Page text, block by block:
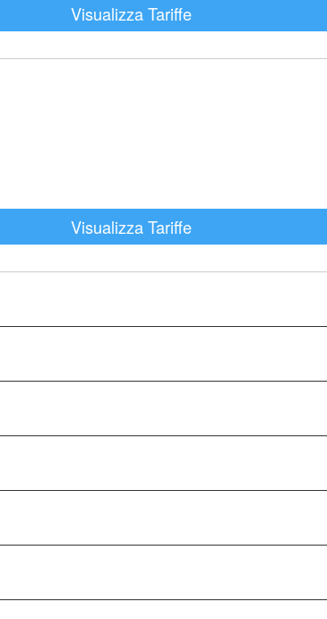
Visualizza Tariffe
Visualizza Tariffe